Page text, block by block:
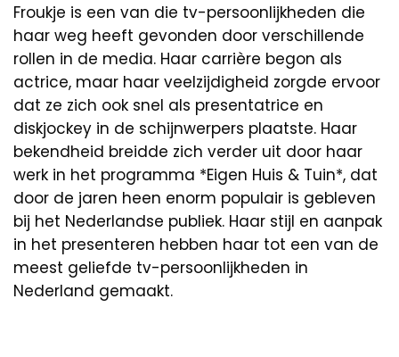
Froukje is een van die tv-persoonlijkheden die
haar weg heeft gevonden door verschillende
rollen in de media. Haar carrière begon als
actrice, maar haar veelzijdigheid zorgde ervoor
dat ze zich ook snel als presentatrice en
diskjockey in de schijnwerpers plaatste. Haar
bekendheid breidde zich verder uit door haar
werk in het programma *Eigen Huis & Tuin*, dat
door de jaren heen enorm populair is gebleven
bij het Nederlandse publiek. Haar stijl en aanpak
in het presenteren hebben haar tot een van de
meest geliefde tv-persoonlijkheden in
Nederland gemaakt.